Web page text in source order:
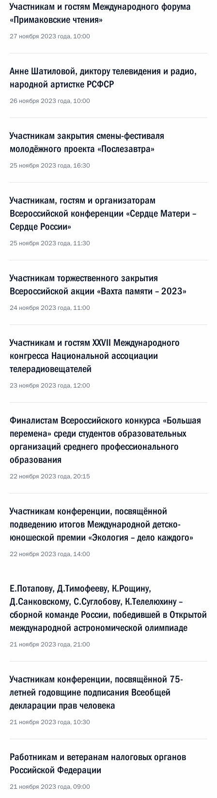
Участникам и гостям Международного форума
«Примаковские чтения»
27 ноября 2023 года, 10:00
Анне Шатиловой, диктору телевидения и радио,
народной артистке РСФСР
26 ноября 2023 года, 10:00
Участникам закрытия смены-фестиваля
молодёжного проекта «Послезавтра»
25 ноября 2023 года, 16:30
Участникам, гостям и организаторам
Всероссийской конференции «Сердце Матери –
Сердце России»
25 ноября 2023 года, 11:30
Участникам торжественного закрытия
Всероссийской акции «Вахта памяти – 2023»
24 ноября 2023 года, 11:00
Участникам и гостям XXVII Международного
конгресса Национальной ассоциации
телерадиовещателей
23 ноября 2023 года, 12:00
Финалистам Всероссийского конкурса «Большая
перемена» среди студентов образовательных
организаций среднего профессионального
образования
22 ноября 2023 года, 20:15
Участникам конференции, посвящённой
подведению итогов Международной детско-
юношеской премии «Экология – дело каждого»
22 ноября 2023 года, 14:00
Е.Потапову, Д.Тимофееву, К.Рощину,
Д.Санковскому, С.Суглобову, К.Телелюхину –
сборной команде России, победившей в Открытой
международной астрономической олимпиаде
21 ноября 2023 года, 21:00
Участникам конференции, посвящённой 75-
летней годовщине подписания Всеобщей
декларации прав человека
21 ноября 2023 года, 10:30
Работникам и ветеранам налоговых органов
Российской Федерации
21 ноября 2023 года, 09:00